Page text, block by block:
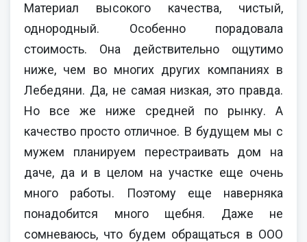
Материал высокого качества, чистый,
однородный. Особенно порадовала
стоимость. Она действительно ощутимо
ниже, чем во многих других компаниях в
Лебедяни. Да, не самая низкая, это правда.
Но все же ниже средней по рынку. А
качество просто отличное. В будущем мы с
мужем планируем перестраивать дом на
даче, да и в целом на участке еще очень
много работы. Поэтому еще наверняка
понадобится много щебня. Даже не
сомневаюсь, что будем обращаться в ООО